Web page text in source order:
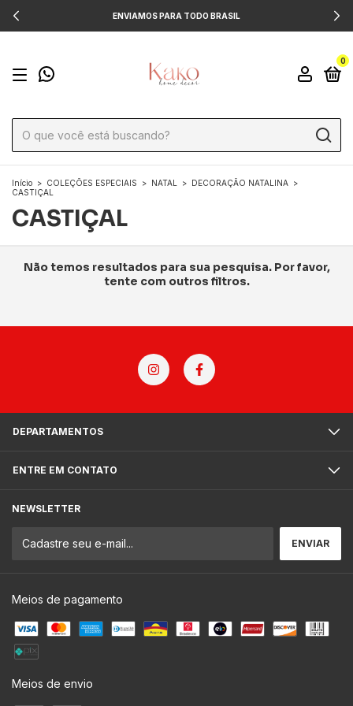
ENVIAMOS PARA TODO BRASIL
0
Início > COLEÇÕES ESPECIAIS > NATAL > DECORAÇÃO NATALINA >
CASTIÇAL
CASTIÇAL
Não temos resultados para sua pesquisa. Por favor,
tente com outros filtros.
DEPARTAMENTOS
ENTRE EM CONTATO
NEWSLETTER
Meios de pagamento
Meios de envio